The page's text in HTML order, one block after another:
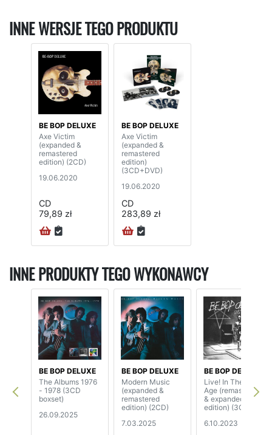
INNE WERSJE TEGO PRODUKTU
BE BOP DELUXE
Axe Victim
(expanded &
remastered
edition) (2CD)
19.06.2020
CD
79,89 zł
BE BOP DELUXE
Axe Victim
(expanded &
remastered
edition)
(3CD+DVD)
19.06.2020
CD
283,89 zł
INNE PRODUKTY TEGO WYKONAWCY
BE BOP DELUXE
The Albums 1976
- 1978 (3CD
boxset)
26.09.2025
BE BOP DELUXE
Modern Music
(expanded &
remastered
edition) (2CD)
7.03.2025
BE BOP DELUXE
Live! In The Air
Age (remastered
& expanded
edition) (3CD)
6.10.2023